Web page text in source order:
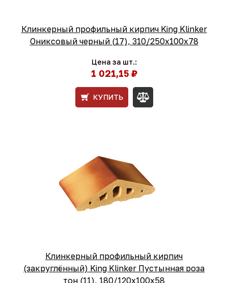
Клинкерный профильный кирпич King Klinker
Ониксовый черный (17), 310/250x100x78
Цена за шт.:
1 021,15 ₽
КУПИТЬ
Клинкерный профильный кирпич
(закруглённый) King Klinker Пустынная роза
тон (11), 180/120x100x58